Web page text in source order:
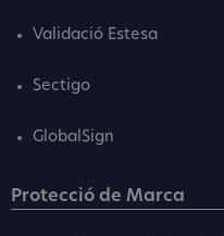
Validació Estesa
Sectigo
GlobalSign
Protecció de Marca